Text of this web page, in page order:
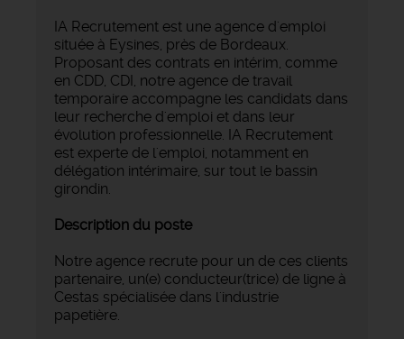
IA Recrutement est une agence d'emploi
située à Eysines, près de Bordeaux.
Proposant des contrats en intérim, comme
en CDD, CDI, notre agence de travail
temporaire accompagne les candidats dans
leur recherche d'emploi et dans leur
évolution professionnelle. IA Recrutement
est experte de l'emploi, notamment en
délégation intérimaire, sur tout le bassin
girondin.
Description du poste
Notre agence recrute pour un de ces clients
partenaire, un(e) conducteur(trice) de ligne à
Cestas spécialisée dans l'industrie
papetière.